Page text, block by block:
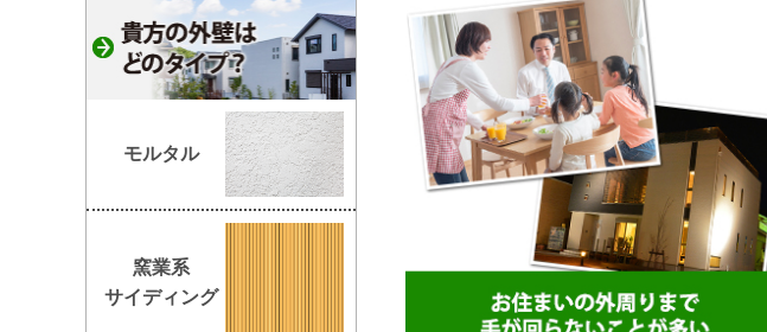
モルタル
窯業系
サイディング